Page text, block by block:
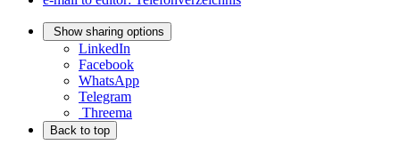
Show sharing options
LinkedIn
Facebook
WhatsApp
Telegram
Threema
Back to top